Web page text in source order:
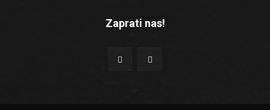
Zaprati nas!